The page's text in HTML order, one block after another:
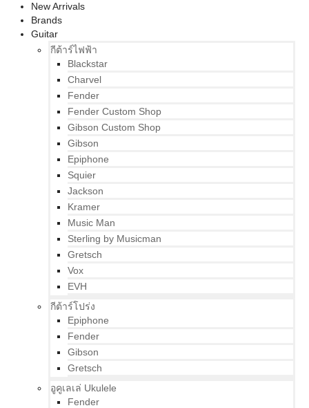
New Arrivals
Brands
Guitar
กีต้าร์ไฟฟ้า
Blackstar
Charvel
Fender
Fender Custom Shop
Gibson Custom Shop
Gibson
Epiphone
Squier
Jackson
Kramer
Music Man
Sterling by Musicman
Gretsch
Vox
EVH
กีต้าร์โปร่ง
Epiphone
Fender
Gibson
Gretsch
อูคูเลเล่ Ukulele
Fender